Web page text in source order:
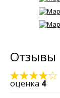
Отзывы
оценка 4